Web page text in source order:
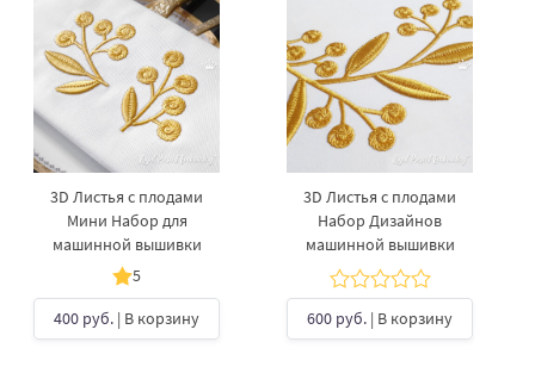
3D Листья с плодами
Мини Набор для
машинной вышивки
5
400 руб. | В корзину
3D Листья с плодами
Набор Дизайнов
машинной вышивки
600 руб. | В корзину